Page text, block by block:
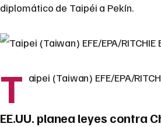
diplomático de Taipéi a Pekín.
T aipei (Taiwan) EFE/EPA/
EE.UU. planea leyes contra